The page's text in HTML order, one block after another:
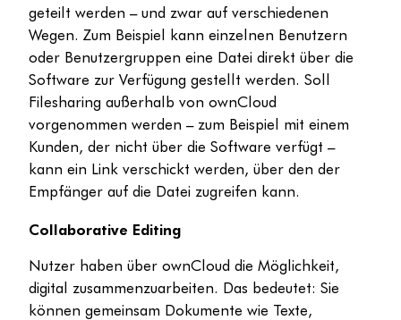
geteilt werden – und zwar auf verschiedenen
Wegen. Zum Beispiel kann einzelnen Benutzern
oder Benutzergruppen eine Datei direkt über die
Software zur Verfügung gestellt werden. Soll
Filesharing außerhalb von ownCloud
vorgenommen werden – zum Beispiel mit einem
Kunden, der nicht über die Software verfügt –
kann ein Link verschickt werden, über den der
Empfänger auf die Datei zugreifen kann.
Collaborative Editing
Nutzer haben über ownCloud die Möglichkeit,
digital zusammenzuarbeiten. Das bedeutet: Sie
können gemeinsam Dokumente wie Texte,